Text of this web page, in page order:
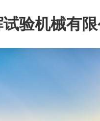
验机械有